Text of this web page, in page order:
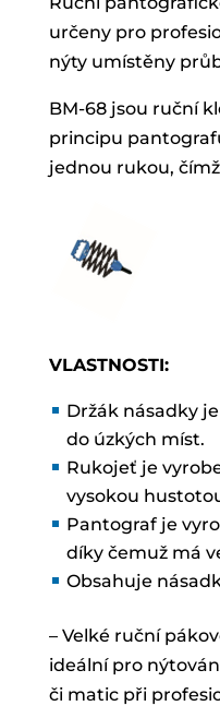
určeny pro
nýty umístěny
BM-68 jsou ruční
principu
jednou rukou,
VLASTNOSTI:
Držák násadky
do úzkých míst.
Rukojeť je
vysokou
Pantograf je
díky čemuž má
Obsahuje
– Velké ruční
ideální pro
či matic při